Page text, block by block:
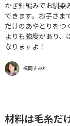
かぎ針編みでお馴染
できます。お子さま
だけのあやとりをつ
よりも強度があり、
なりますよ！
福岡すみれ
材料は毛糸だ